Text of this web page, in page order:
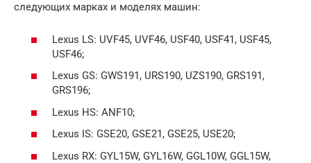
следующих марках и моделях машин:
Lexus LS: UVF45, UVF46, USF40, USF41, USF45,
USF46;
Lexus GS: GWS191, URS190, UZS190, GRS191,
GRS196;
Lexus HS: ANF10;
Lexus IS: GSE20, GSE21, GSE25, USE20;
Lexus RX: GYL15W, GYL16W, GGL10W, GGL15W,